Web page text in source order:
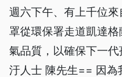
週六下午、有上千位
罩從環保署走道凱達
氣品質，以確保下一
汙人士 陳先生== 因為